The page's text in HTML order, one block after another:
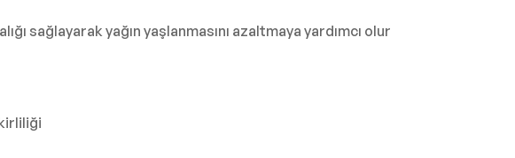
sağlayarak yağın yaşlanmasını azaltmaya yardımcı olur